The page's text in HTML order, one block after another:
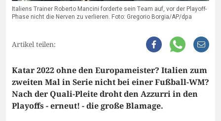
Italiens Trainer Roberto Mancini forderte sein Team auf, vor der Playoff-
Phase nicht die Nerven zu verlieren. Foto: Gregorio Borgia/AP/dpa
Artikel teilen:
Katar 2022 ohne den Europameister? Italien zum
zweiten Mal in Serie nicht bei einer Fußball-WM?
Nach der Quali-Pleite droht den Azzurri in den
Playoffs - erneut! - die große Blamage.